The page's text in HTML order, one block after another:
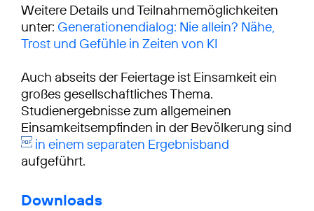
Weitere Details und Teilnahmemöglichkeiten
unter: Generationendialog: Nie allein? Nähe,
Trost und Gefühle in Zeiten von KI
Auch abseits der Feiertage ist Einsamkeit ein
großes gesellschaftliches Thema.
Studienergebnisse zum allgemeinen
Einsamkeitsempfinden in der Bevölkerung sind
in einem separaten Ergebnisband
aufgeführt.
Downloads